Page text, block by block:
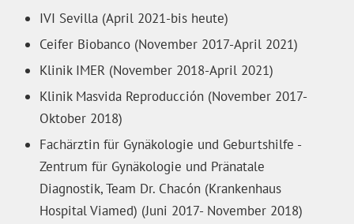
IVI Sevilla (April 2021-bis heute)
Ceifer Biobanco (November 2017-April 2021)
Klinik IMER (November 2018-April 2021)
Klinik Masvida Reproducción (November 2017-
Oktober 2018)
Fachärztin für Gynäkologie und Geburtshilfe -
Zentrum für Gynäkologie und Pränatale
Diagnostik, Team Dr. Chacón (Krankenhaus
Hospital Viamed) (Juni 2017- November 2018)